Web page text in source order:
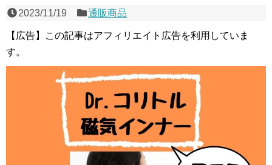
2023/11/19 通販商品
【広告】この記事はアフィリエイト広告を利用していま
す。